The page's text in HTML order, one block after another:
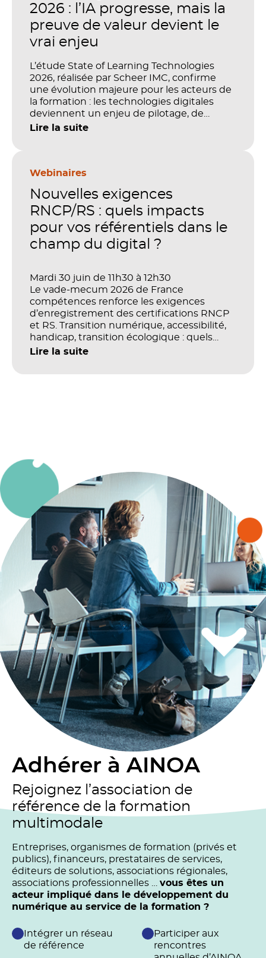
2026 : l’IA progresse, mais la
preuve de valeur devient le
vrai enjeu
L’étude State of Learning Technologies
2026, réalisée par Scheer IMC, confirme
une évolution majeure pour les acteurs de
la formation : les technologies digitales
deviennent un enjeu de pilotage, de
performance et de preuve de valeur. IA,
stratégique. Mais comment démontrer
investissements sur les compétences, la
productivité et la performance des
Lire la suite
Webinaires
Nouvelles exigences
RNCP/RS : quels impacts
pour vos référentiels dans le
champ du digital ?
Mardi 30 juin de 11h30 à 12h30
Le vade-mecum 2026 de France
compétences renforce les exigences
d’enregistrement des certifications RNCP
et RS. Transition numérique, accessibilité,
handicap, transition écologique : quels
impacts concrets pour les référentiels dans
Lire la suite
Adhérer à AINOA
Rejoignez l’association de
référence de la formation
multimodale
Entreprises, organismes de formation (privés et
publics), financeurs, prestataires de services,
éditeurs de solutions, associations régionales,
associations professionnelles … vous êtes un
acteur impliqué dans le développement du
numérique au service de la formation ?
Intégrer un réseau
de référence
Participer aux
rencontres